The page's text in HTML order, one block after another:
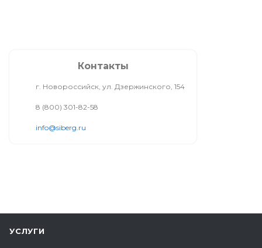
Контакты
г. Новороссийск, ул. Дзержинского, 154
8 (800) 301-82-58
info@siberg.ru
УСЛУГИ